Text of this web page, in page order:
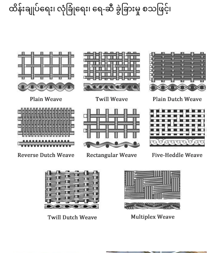
ထိန်းချုပ်ရေး၊ လုံခြုံရေး၊ ရေ-ဆီ ခွဲခြားမှု စသဖြင့်၊